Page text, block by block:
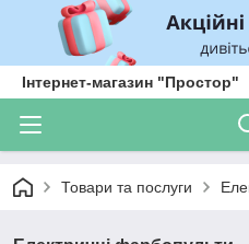
Інтернет-магазин "Простор"
Товари та послуги